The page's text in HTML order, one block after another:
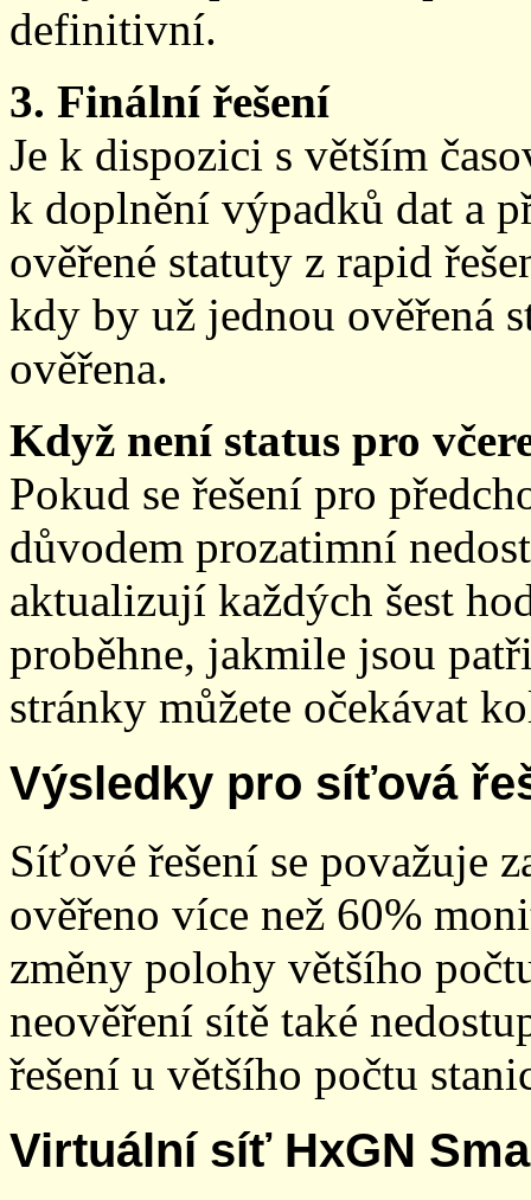
definitivní.
3. Finální řešení
Je k dispozici s větším
k doplnění výpadků dat a
ověřené statuty z rapid
kdy by už jednou ověřená
ověřena.
Když není status pro
Pokud se řešení pro
důvodem prozatimní
aktualizují každých šest
proběhne, jakmile jsou
stránky můžete očekávat
Výsledky pro síťová
Síťové řešení se považuje
ověřeno více než 60%
změny polohy většího
neověření sítě také
řešení u většího počtu
Virtuální síť HxGN